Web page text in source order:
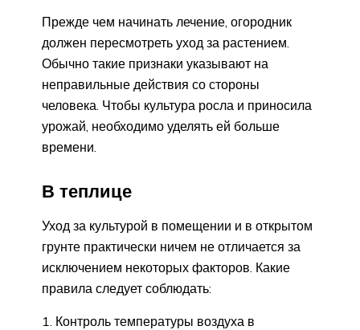
Прежде чем начинать лечение, огородник
должен пересмотреть уход за растением.
Обычно такие признаки указывают на
неправильные действия со стороны
человека. Чтобы культура росла и приносила
урожай, необходимо уделять ей больше
времени.
В теплице
Уход за культурой в помещении и в открытом
грунте практически ничем не отличается за
исключением некоторых факторов. Какие
правила следует соблюдать:
Контроль температуры воздуха в